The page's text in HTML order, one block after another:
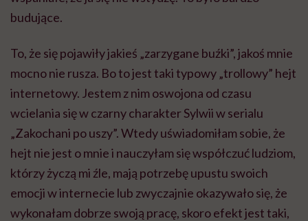
budujące.
To, że się pojawiły jakieś „zarzygane buźki”, jakoś mnie
mocno nie rusza. Bo to jest taki typowy „trollowy” hejt
internetowy. Jestem z nim oswojona od czasu
wcielania się w czarny charakter Sylwii w serialu
„Zakochani po uszy”. Wtedy uświadomiłam sobie, że
hejt nie jest o mnie i nauczyłam się współczuć ludziom,
którzy życzą mi źle, mają potrzebę upustu swoich
emocji w internecie lub zwyczajnie okazywało się, że
wykonałam dobrze swoją pracę, skoro efekt jest taki,